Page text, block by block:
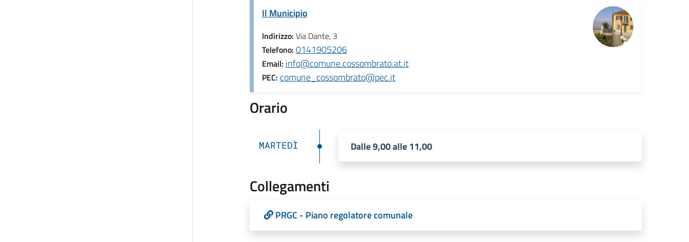
Il Municipio
Indirizzo: Via Dante, 3
Telefono: 0141905206
Email: info@comune.cossombrato.at.it
PEC: comune_cossombrato@pec.it
Orario
MARTEDÌ Dalle 9,00 alle 11,00
Collegamenti
PRGC - Piano regolatore comunale